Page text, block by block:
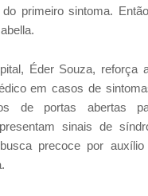
primeiro sintoma.
Éder Souza, reforça
em casos de
de portas abertas
sinais de
precoce por auxílio